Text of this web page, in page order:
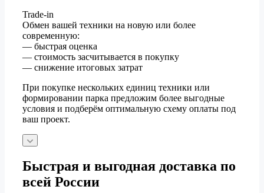
Trade-in
Обмен вашей техники на новую или более
современную:
— быстрая оценка
— стоимость засчитывается в покупку
— снижение итоговых затрат
При покупке нескольких единиц техники или
формировании парка предложим более выгодные
условия и подберём оптимальную схему оплаты под
ваш проект.
Быстрая и выгодная доставка по
всей России